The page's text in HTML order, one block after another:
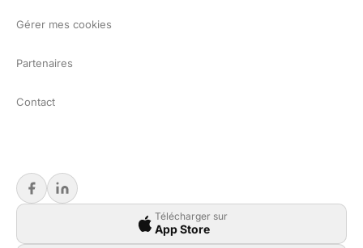
Gérer mes cookies
Partenaires
Contact
Télécharger sur
App Store